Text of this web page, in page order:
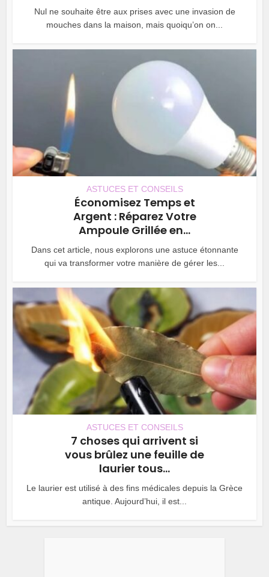
Nul ne souhaite être aux prises avec une invasion de
mouches dans la maison, mais quoiqu’on on...
ASTUCES ET CONSEILS
Économisez Temps et
Argent : Réparez Votre
Ampoule Grillée en...
Dans cet article, nous explorons une astuce étonnante
qui va transformer votre manière de gérer les...
ASTUCES ET CONSEILS
7 choses qui arrivent si
vous brûlez une feuille de
laurier tous...
Le laurier est utilisé à des fins médicales depuis la Grèce
antique. Aujourd’hui, il est...